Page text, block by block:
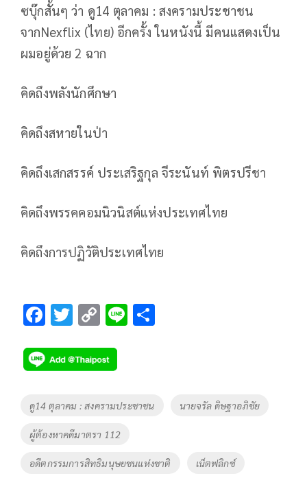
ซบุ๊กสั้นๆ ว่า ดู14 ตุลาคม : สงครามประชาชน
จากNexflix (ไทย) อีกครั้ง ในหนังนี้ มีคนแสดงเป็น
ผมอยู่ด้วย 2 ฉาก
คิดถึงพลังนักศึกษา
คิดถึงสหายในป่า
คิดถึงเสกสรรค์ ประเสริฐกุล จีระนันท์ พิตรปรีชา
คิดถึงพรรคคอมนิวนิสต์แห่งประเทศไทย
คิดถึงการปฏิวัติประเทศไทย
F
e
b
o
k
T
tt
er
C
p
y
Li
n
k
Li
Tags
ดู14 ตุลาคม : สงครามประชาชน นายจรัล ดิษฐาอภิชัย
ผู้ต้องหาคดีมาตรา 112
อดีตกรรมการสิทธิมนุษยชนแห่งชาติ เน็ตฟลิกซ์